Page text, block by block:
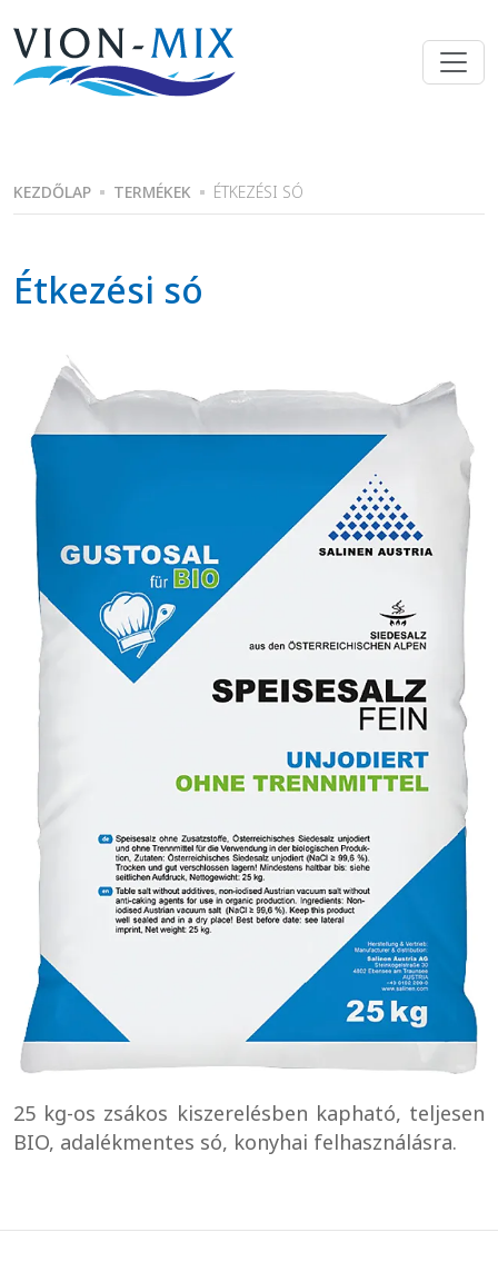
to
the
content
KEZDŐLAP TERMÉKEK ÉTKEZÉSI SÓ
Étkezési só
25 kg-os zsákos kiszerelésben kapható, teljesen
BIO, adalékmentes só, konyhai felhasználásra.